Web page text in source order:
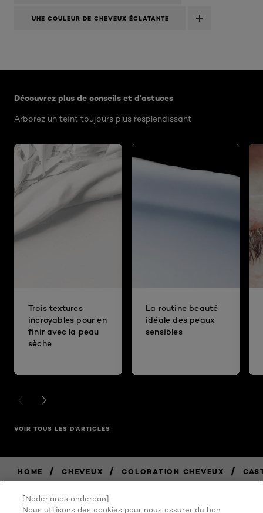
UNE COULEUR DE CHEVEUX ÉCLATANTE
Découvrez plus de conseils et d'astuces
Arborez un teint toujours plus resplendissant
Trois textures
incroyables pour en
finir avec la peau
sèche
La routine beauté
idéale des peaux
sensibles
PREVIOUS CARD
NEXT CARD
VOIR TOUS LES D'ARTICLES
HOME / CHEVEUX / COLORATION CHEVEUX /
[Nederlands onderaan]
Nous utilisons des cookies pour nous assurer du bon